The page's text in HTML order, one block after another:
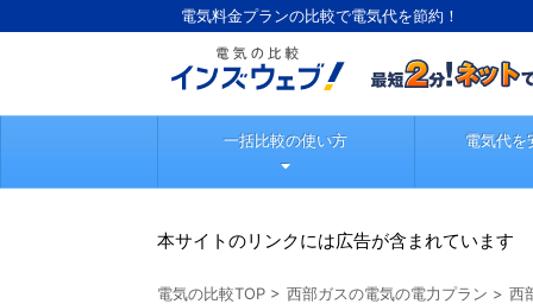
電気料金プランの比較で電気代を節約！
一括比較の使い方 電気代を
本サイトのリンクには広告が含まれています
電気の比較TOP > 西部ガスの電気の電力プラン > 西